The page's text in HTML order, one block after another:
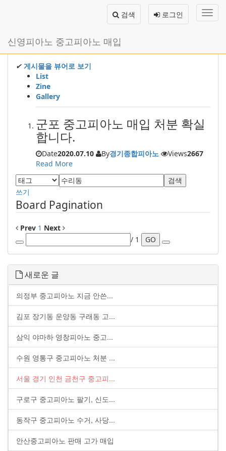
바
기
로그인
검색
신영피아노 중고피아노 매입
✔ 게시물을 뷰어로 보기
List
Zine
Gallery
군포 중고피아노 매입 처분 확실
합니다.
Date2020.07.10 By경기종합피아노 Views2667
Read More
검색
쓰기
Board Pagination
Prev 1 Next
/ 1
GO
새로운 글
의정부 중고피아노 지금 안쓴...
김포 장기동 운양동 구래동 고...
삼익 야마하 영창피아노 중고...
수원 영통구 중고피아노 처분 ...
서울 경기 인천 금천구 중고피...
구로구 중고피아노 팔기, 신도...
동작구 중고피아노 수거, 사당...
안산중고피아노 판매 고가 매입